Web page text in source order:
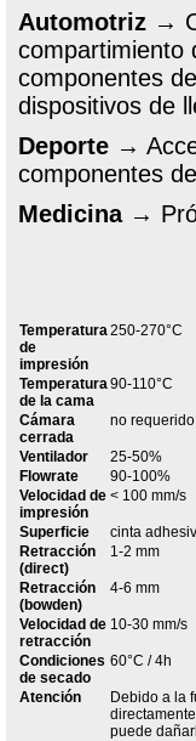
Automotriz →
compartimiento
componentes
dispositivos de
Deporte →
componentes
Medicina→
Temperatura
de
impresión
250-270°C
Temperatura
de la cama
90-110°C
Cámara
cerrada
no requerido
Ventilador
25-50%
Flowrate
90-100%
Velocidad de
impresión
< 100 mm/s
Superficie
cinta
Retracción
(direct)
1-2 mm
Retracción
(bowden)
4-6 mm
Velocidad de
retracción
10-30 mm/s
Condiciones
de secado
60°C / 4h
Atención
Debido a la
puede